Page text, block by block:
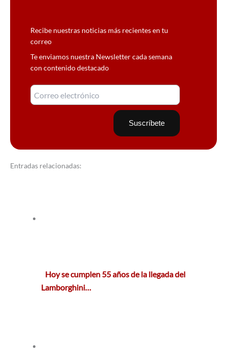
Recibe nuestras noticias más recientes en tu
correo
Te enviamos nuestra Newsletter cada semana
con contenido destacado
Entradas relacionadas:
Hoy se cumplen 55 años de la llegada del
Lamborghini…